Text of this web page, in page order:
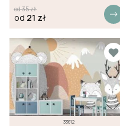
od35zł
od 21 zł
33612